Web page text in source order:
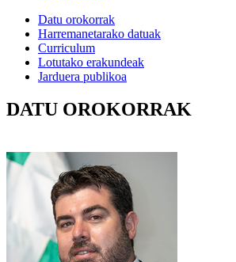
Datu orokorrak
Harremanetarako datuak
Curriculum
Lotutako erakundeak
Jarduera publikoa
DATU OROKORRAK